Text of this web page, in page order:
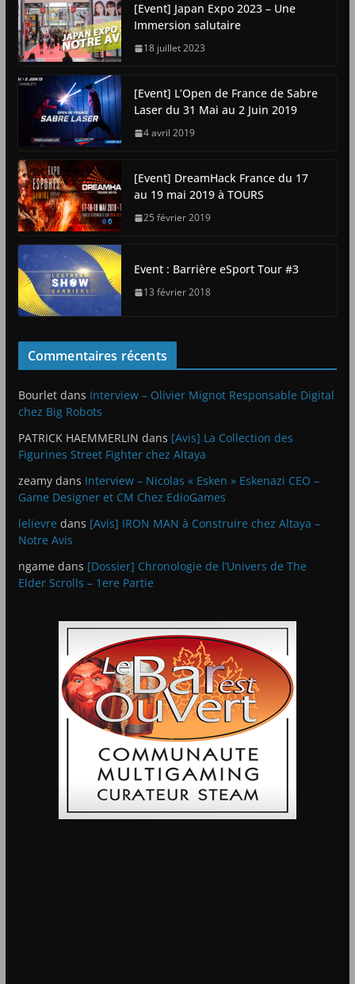
[Event] Japan Expo 2023 – Une
Immersion salutaire
18 juillet 2023
[Event] L’Open de France de Sabre
Laser du 31 Mai au 2 Juin 2019
4 avril 2019
[Event] DreamHack France du 17
au 19 mai 2019 à TOURS
25 février 2019
Event : Barrière eSport Tour #3
13 février 2018
Commentaires récents
Bourletdans Interview – Olivier Mignot Responsable Digital
chez Big Robots
PATRICK HAEMMERLIN dans [Avis] La Collection des
Figurines Street Fighter chez Altaya
zeamydans Interview – Nicolas « Esken » Eskenazi CEO –
Game Designer et CM Chez EdioGames
lelievre dans [Avis] IRON MAN à Construire chez Altaya –
Notre Avis
ngame dans [Dossier] Chronologie de l’Univers de The
Elder Scrolls – 1ere Partie